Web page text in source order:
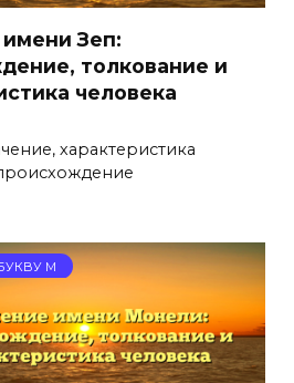
Зеп:
толкование и
человека
характеристика
М